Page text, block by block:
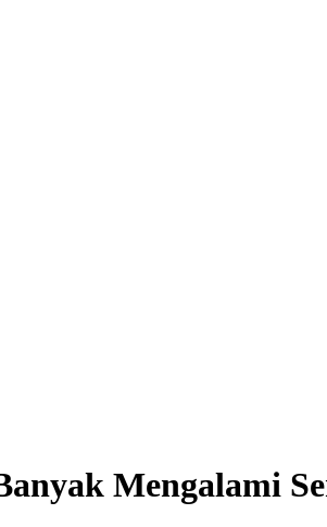
Mengalami